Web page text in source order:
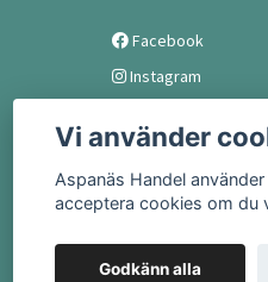
Facebook
Instagram
Vi använder
Aspanäs Handel
acceptera cookies om du
Godkänn alla